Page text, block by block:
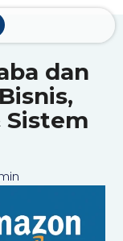
dan
Sistem